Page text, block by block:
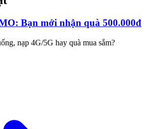
Bạn mới nhận quà 500.000đ
nạp 4G/5G hay quà mua sắm?